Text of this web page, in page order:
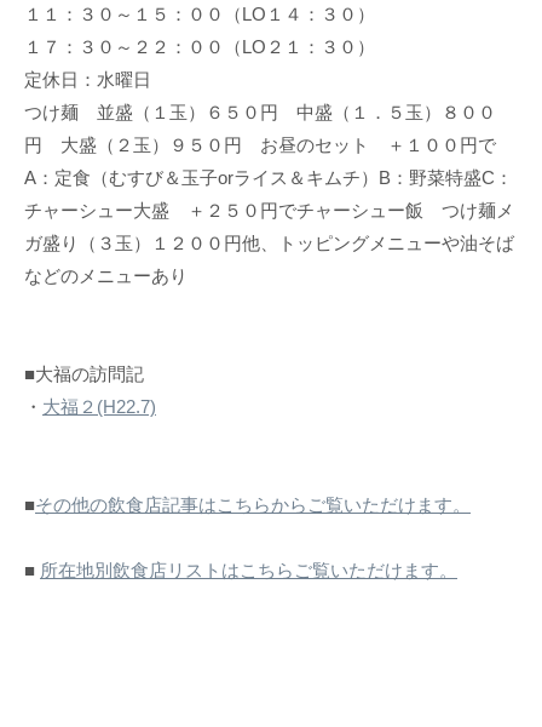
１１：３０～１５：００（LO１４：３０）
１７：３０～２２：００（LO２１：３０）
定休日：水曜日
つけ麺 並盛（１玉）６５０円 中盛（１．５玉）８００
円 大盛（２玉）９５０円 お昼のセット ＋１００円で
A：定食（むすび＆玉子orライス＆キムチ）B：野菜特盛C：
チャーシュー大盛 ＋２５０円でチャーシュー飯 つけ麺メ
ガ盛り（３玉）１２００円他、トッピングメニューや油そば
などのメニューあり
■大福の訪問記
・ 大福２(H22.7)
■その他の飲食店記事はこちらからご覧いただけます。
■ 所在地別飲食店リストはこちらご覧いただけます。